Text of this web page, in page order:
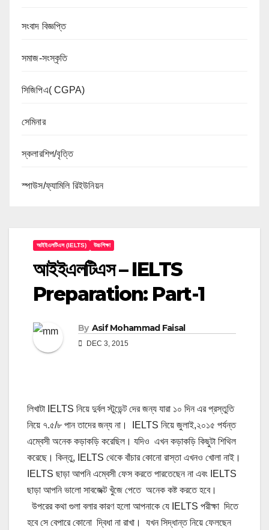
সংবাদ বিজ্ঞপ্তি
সমাজ-সংস্কৃতি
সিজিপিএ( CGPA)
সেমিনার
স্কলারশিপ/বৃত্তি
স্পাউস/ফ্যামিলি রিইউনিয়ন
আইইএলটিএস (IELTS) উচ্চশিক্ষা
আইইএলটিএস – IELTS
Preparation: Part-1
By Asif Mohammad Faisal
DEC 3, 2015
লিখাটা IELTS নিয়ে দুর্বল স্টুডেন্ট দের জন্য যারা ১০ দিন এর প্রস্তুতি
নিয়ে ৭.৫/৮ পান তাদের জন্য না। IELTS নিয়ে জুলাই,২০১৫ পর্যন্ত
এম্বেসী অনেক কড়াকড়ি করেছিল। যদিও এখন কড়াকড়ি কিছুটা শিথিল
করেছে। কিন্তু, IELTS থেকে বাঁচার কোনো রাস্তা এখনও খোলা নাই।
IELTS ছাড়া আপনি এম্বেসী ফেস করতে পারতেছেন না এবং IELTS
ছাড়া আপনি ভালো সাবজেক্ট খুঁজে পেতে অনেক কষ্ট করতে হবে।
উপরের কথা গুলা বলার কারণ হলো আপনাকে যে IELTS পরীক্ষা দিতে
হবে সে বেপারে কোনো দ্বিধা না রাখা। যখন সিদ্ধান্ত নিয়ে ফেলছেন